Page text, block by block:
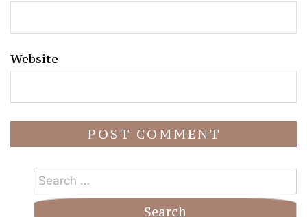
Website
Search
for: